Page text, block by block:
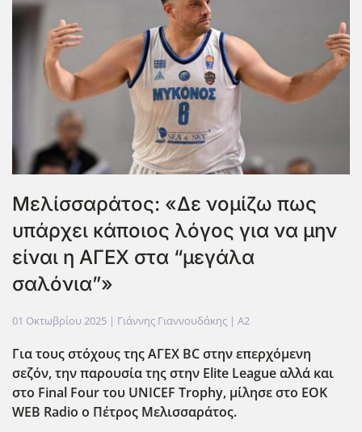
Μελίσσαράτος: «Δε νομίζω πως
υπάρχει κάποιος λόγος για να μην
είναι η ΑΓΕΧ στα “μεγάλα
σαλόνια”»
01 Οκτωβρίου 2025 | Γιάννης Γιαννουδάκης | A2
Για τους στόχους της ΑΓΕΧ BCστην επερχόμενη
σεζόν, την παρουσία της στην Elite Leagueαλλά και
στο Final Fourτου UNICEF Trophy, μίλησε στο EOK
WEB Radio ο Πέτρος Μελισσαράτος.